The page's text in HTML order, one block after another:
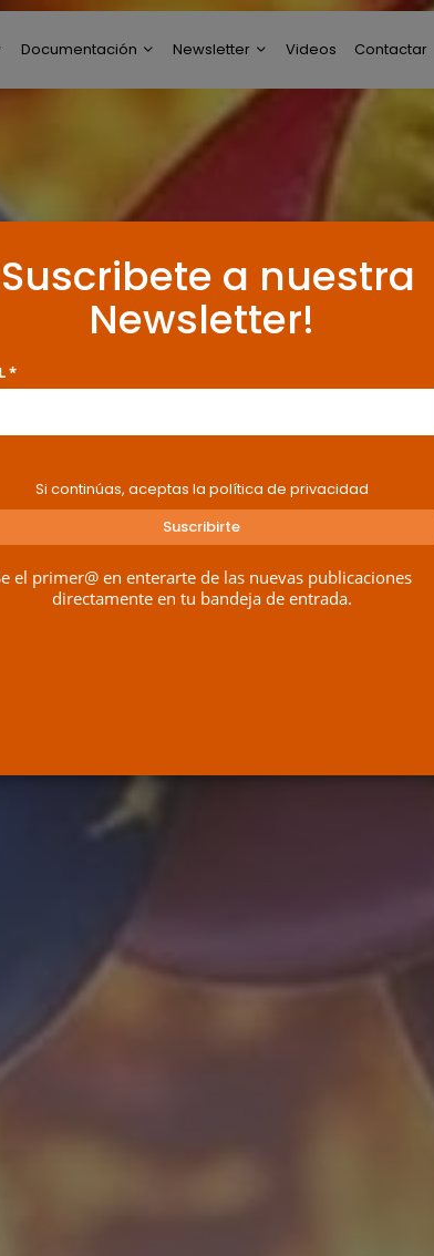
y Respuestas
Documentación Newsletter
Perfil de Newsletter
Videos Contactar
a nuestra
Newsletter!
*
Si continúas, aceptas la política de privacidad
el primer@ en enterarte de las nuevas publicaciones
directamente en tu bandeja de entrada.